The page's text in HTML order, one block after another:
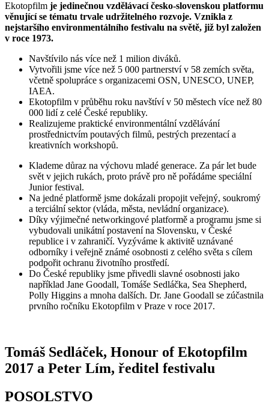
Ekotopfilm je jedinečnou vzdělávací česko-slovenskou platformu
věnující se tématu trvale udržitelného rozvoje. Vznikla z
nejstaršího environmentálního festivalu na světě, již byl založen
v roce 1973.
Navštívilo nás více než 1 milion diváků.
Vytvořili jsme více než 5 000 partnerství v 58 zemích světa,
včetně spolupráce s organizacemi OSN, UNESCO, UNEP,
IAEA.
Ekotopfilm v průběhu roku navštíví v 50 městech více než 80
000 lidí z celé České republiky.
Realizujeme praktické environmentální vzdělávání
prostřednictvím poutavých filmů, pestrých prezentací a
kreativních workshopů.
Klademe důraz na výchovu mladé generace. Za pár let bude
svět v jejich rukách, proto právě pro ně pořádáme speciální
Junior festival.
Na jedné platformě jsme dokázali propojit veřejný, soukromý
a terciální sektor (vláda, města, nevládní organizace).
Díky výjimečné networkingové platformě a programu jsme si
vybudovali unikátní postavení na Slovensku, v České
republice i v zahraničí. Vyzýváme k aktivitě uznávané
odborníky i veřejně známé osobnosti z celého světa s cílem
podpořit ochranu životního prostředí.
Do České republiky jsme přivedli slavné osobnosti jako
například Jane Goodall, Tomáše Sedláčka, Sea Shepherd,
Polly Higgins a mnoha dalších. Dr. Jane Goodall se zúčastnila
prvního ročníku Ekotopfilm v Praze v roce 2017.
Tomáš Sedláček, Honour of Ekotopfilm
2017 a Peter Lím, ředitel festivalu
POSOLSTVO